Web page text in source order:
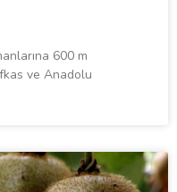
600 m
ve Anadolu